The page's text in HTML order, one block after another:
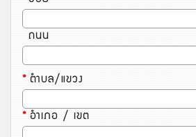
ถนน
*ตำบล/แขวง
*อำเภอ / เขต